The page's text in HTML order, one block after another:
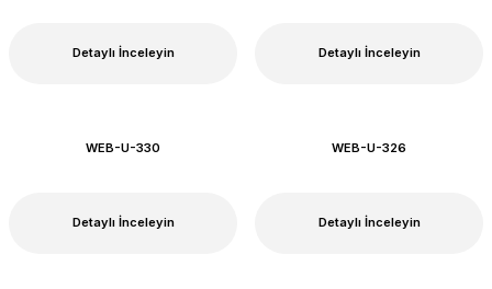
Detaylı İnceleyin Detaylı İnceleyin
WEB-U-330
Detaylı İnceleyin
WEB-U-326
Detaylı İnceleyin